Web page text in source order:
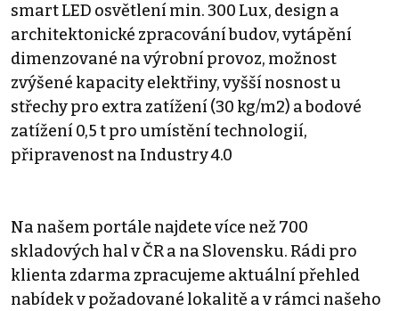
smart LED osvětlení min. 300 Lux, design a
architektonické zpracování budov, vytápění
dimenzované na výrobní provoz, možnost
zvýšené kapacity elektřiny, vyšší nosnost u
střechy pro extra zatížení (30 kg/m2) a bodové
zatížení 0,5 t pro umístění technologií,
připravenost na Industry 4.0
Na našem portále najdete více než 700
skladových hal v ČR a na Slovensku. Rádi pro
klienta zdarma zpracujeme aktuální přehled
nabídek v požadované lokalitě a v rámci našeho